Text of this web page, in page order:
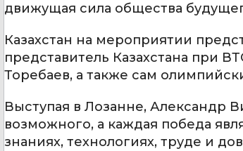
движущая сила общества
Казахстан на мероприятии
представитель Казахстана при
Торебаев, а также сам
Выступая в Лозанне, Александр
возможного, а каждая победа
знаниях, технологиях, труде и